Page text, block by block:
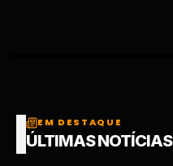
EM DESTAQUE
ÚLTIMAS NOTÍCIAS